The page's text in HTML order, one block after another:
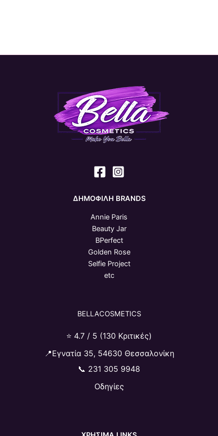
ΔΗΜΟΦΙΛΗ BRANDS
Annie Paris
Beauty Jar
BPerfect
Golden Rose
Selfie Project
etc
BELLACOSMETICS
⭐ 4.7 / 5 (130 Κριτικές)
📍Εγνατία 35, 54630 Θεσσαλονίκη
📞 231 305 9948
Οδηγίες